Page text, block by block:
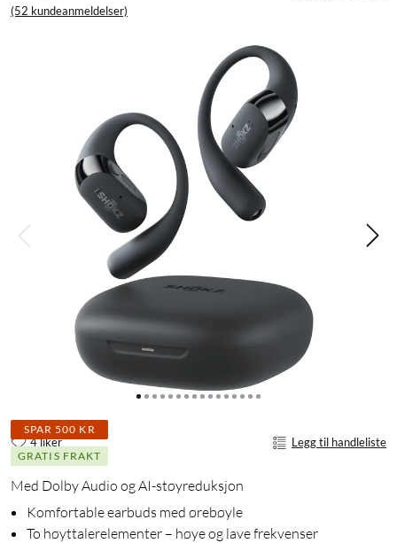
(52 kundeanmeldelser)
SPAR 500 KR
GRATIS FRAKT
4 liker Legg til handleliste
Med Dolby Audio og AI-støyreduksjon
Komfortable earbuds med ørebøyle
To høyttalerelementer – høye og lave frekvenser